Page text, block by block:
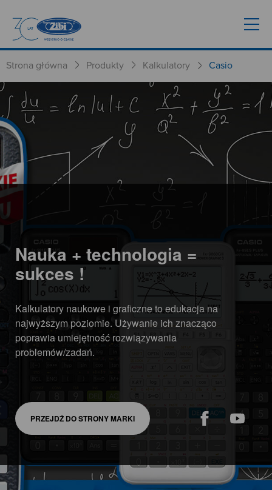
Strona główna Produkty Kalkulatory Casio
Nauka + technologia =
sukces !
Kalkulatory naukowe i graficzne to edukacja na
najwyższym poziomie. Używanie ich znacząco
poprawia umiejętność rozwiązywania
problemów/zadań.
PRZEJDŹ DO STRONY MARKI